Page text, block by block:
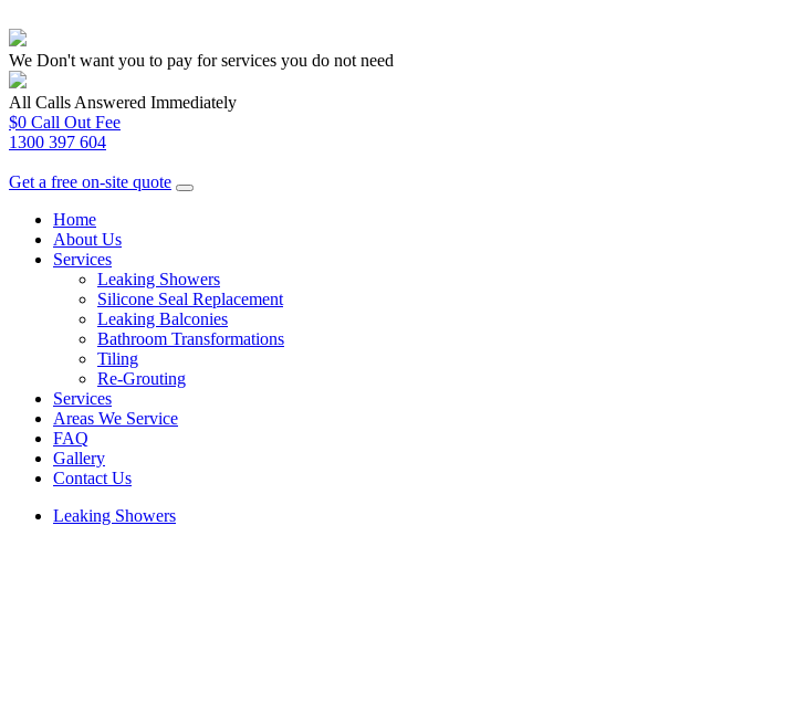
We Don't want you to pay for services you do not need
All Calls Answered Immediately
$0 Call Out Fee
1300 397 604
Get a free on-site quote
Home
About Us
Services
Leaking Showers
Silicone Seal Replacement
Leaking Balconies
Bathroom Transformations
Tiling
Re-Grouting
Services
Areas We Service
FAQ
Gallery
Contact Us
Leaking Showers